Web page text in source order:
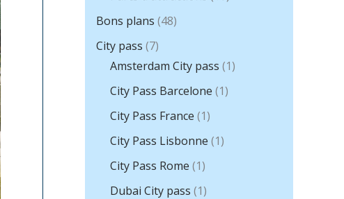
Bons plans (48)
City pass (7)
Amsterdam City pass (1)
City Pass Barcelone (1)
City Pass France (1)
City Pass Lisbonne (1)
City Pass Rome (1)
Dubai City pass (1)